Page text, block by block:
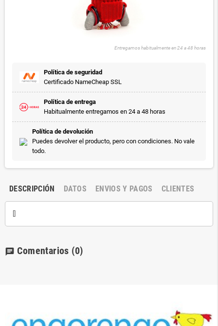
Entregamos habitualmente en 24 a 48 horas
Política de seguridad
Certificado NameCheap SSL
Política de entrega
Habitualmente entregamos en 24 a 48 horas
Política de devolución
Puedes devolver el producto, pero con condiciones. No vale
todo.
DESCRIPCIÓN DATOS ENVIOS Y PAGOS CLIENTES
chat Comentarios (0)